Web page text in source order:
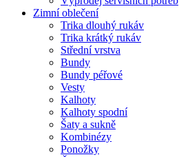
Zimní oblečení
Trika dlouhý rukáv
Trika krátký rukáv
Střední vrstva
Bundy
Bundy péřové
Vesty
Kalhoty
Kalhoty spodní
Šaty a sukně
Kombinézy
Ponožky